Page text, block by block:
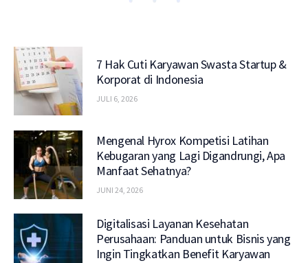
7 Hak Cuti Karyawan Swasta Startup &
Korporat di Indonesia
JULI 6, 2026
Mengenal Hyrox Kompetisi Latihan
Kebugaran yang Lagi Digandrungi, Apa
Manfaat Sehatnya?
JUNI 24, 2026
Digitalisasi Layanan Kesehatan
Perusahaan: Panduan untuk Bisnis yang
Ingin Tingkatkan Benefit Karyawan